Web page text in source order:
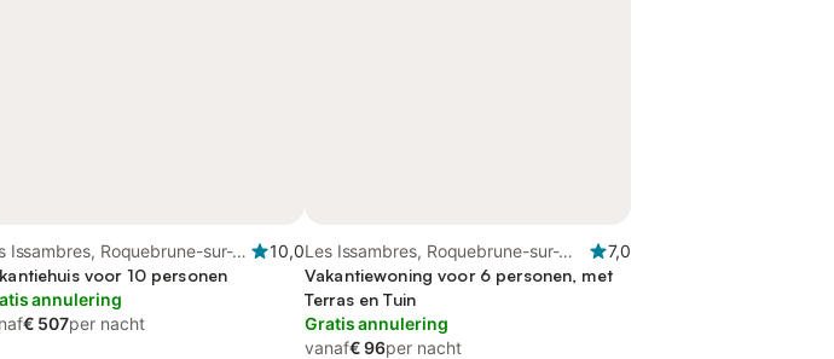
Issambres, Roquebrune-sur-
10,0
voor 10 personen
annulering
€ 507per nacht
Les Issambres, Roquebrune-sur-
Argens
7,0
Vakantiewoning voor 6 personen, met
Terras en Tuin
Gratis annulering
vanaf€ 96per nacht